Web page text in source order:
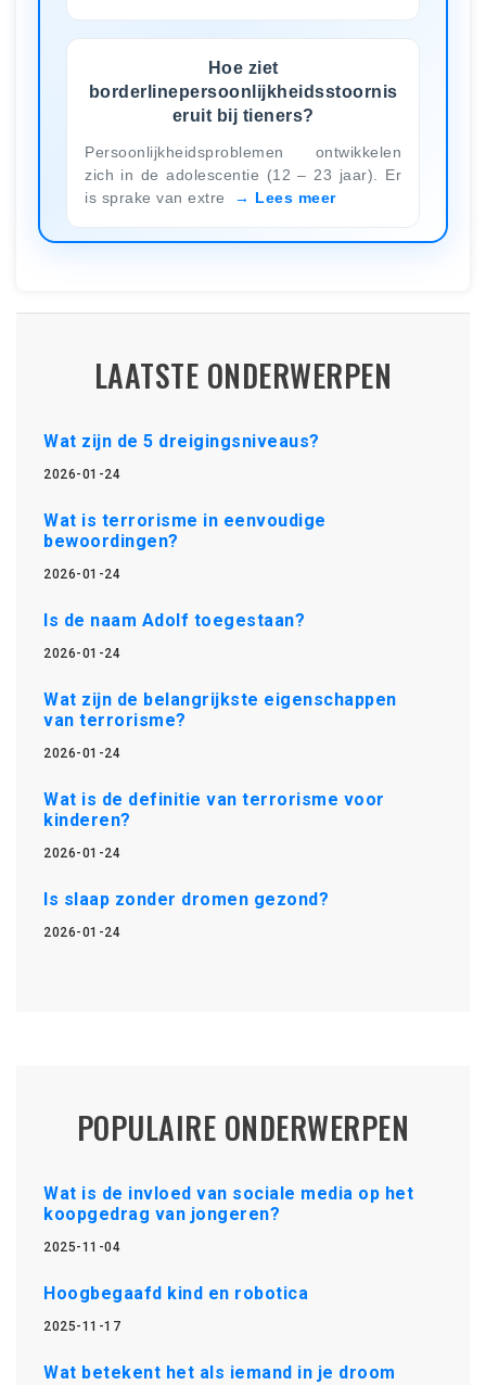
Hoe ziet
borderlinepersoonlijkheidsstoornis
eruit bij tieners?
Persoonlijkheidsproblemen ontwikkelen
zich in de adolescentie (12 – 23 jaar). Er
is sprake van extre
Lees meer
LAATSTE ONDERWERPEN
Wat zijn de 5 dreigingsniveaus?
2026-01-24
Wat is terrorisme in eenvoudige
bewoordingen?
2026-01-24
Is de naam Adolf toegestaan?
2026-01-24
Wat zijn de belangrijkste eigenschappen
van terrorisme?
2026-01-24
Wat is de definitie van terrorisme voor
kinderen?
2026-01-24
Is slaap zonder dromen gezond?
2026-01-24
POPULAIRE ONDERWERPEN
Wat is de invloed van sociale media op het
koopgedrag van jongeren?
2025-11-04
Hoogbegaafd kind en robotica
2025-11-17
Wat betekent het als iemand in je droom